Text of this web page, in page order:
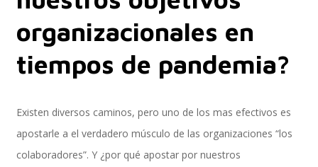
Implementación Nómina Cloud Sap
SAP SuccessFactors Employee Central
Implementación Employee Central Payroll
organizacionales en
tiempos de pandemia?
Existen diversos caminos, pero uno de los mas efectivos es
apostarle a el verdadero músculo de las organizaciones “los
colaboradores”. Y ¿por qué apostar por nuestros